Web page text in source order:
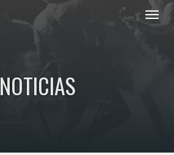
NOTICIAS